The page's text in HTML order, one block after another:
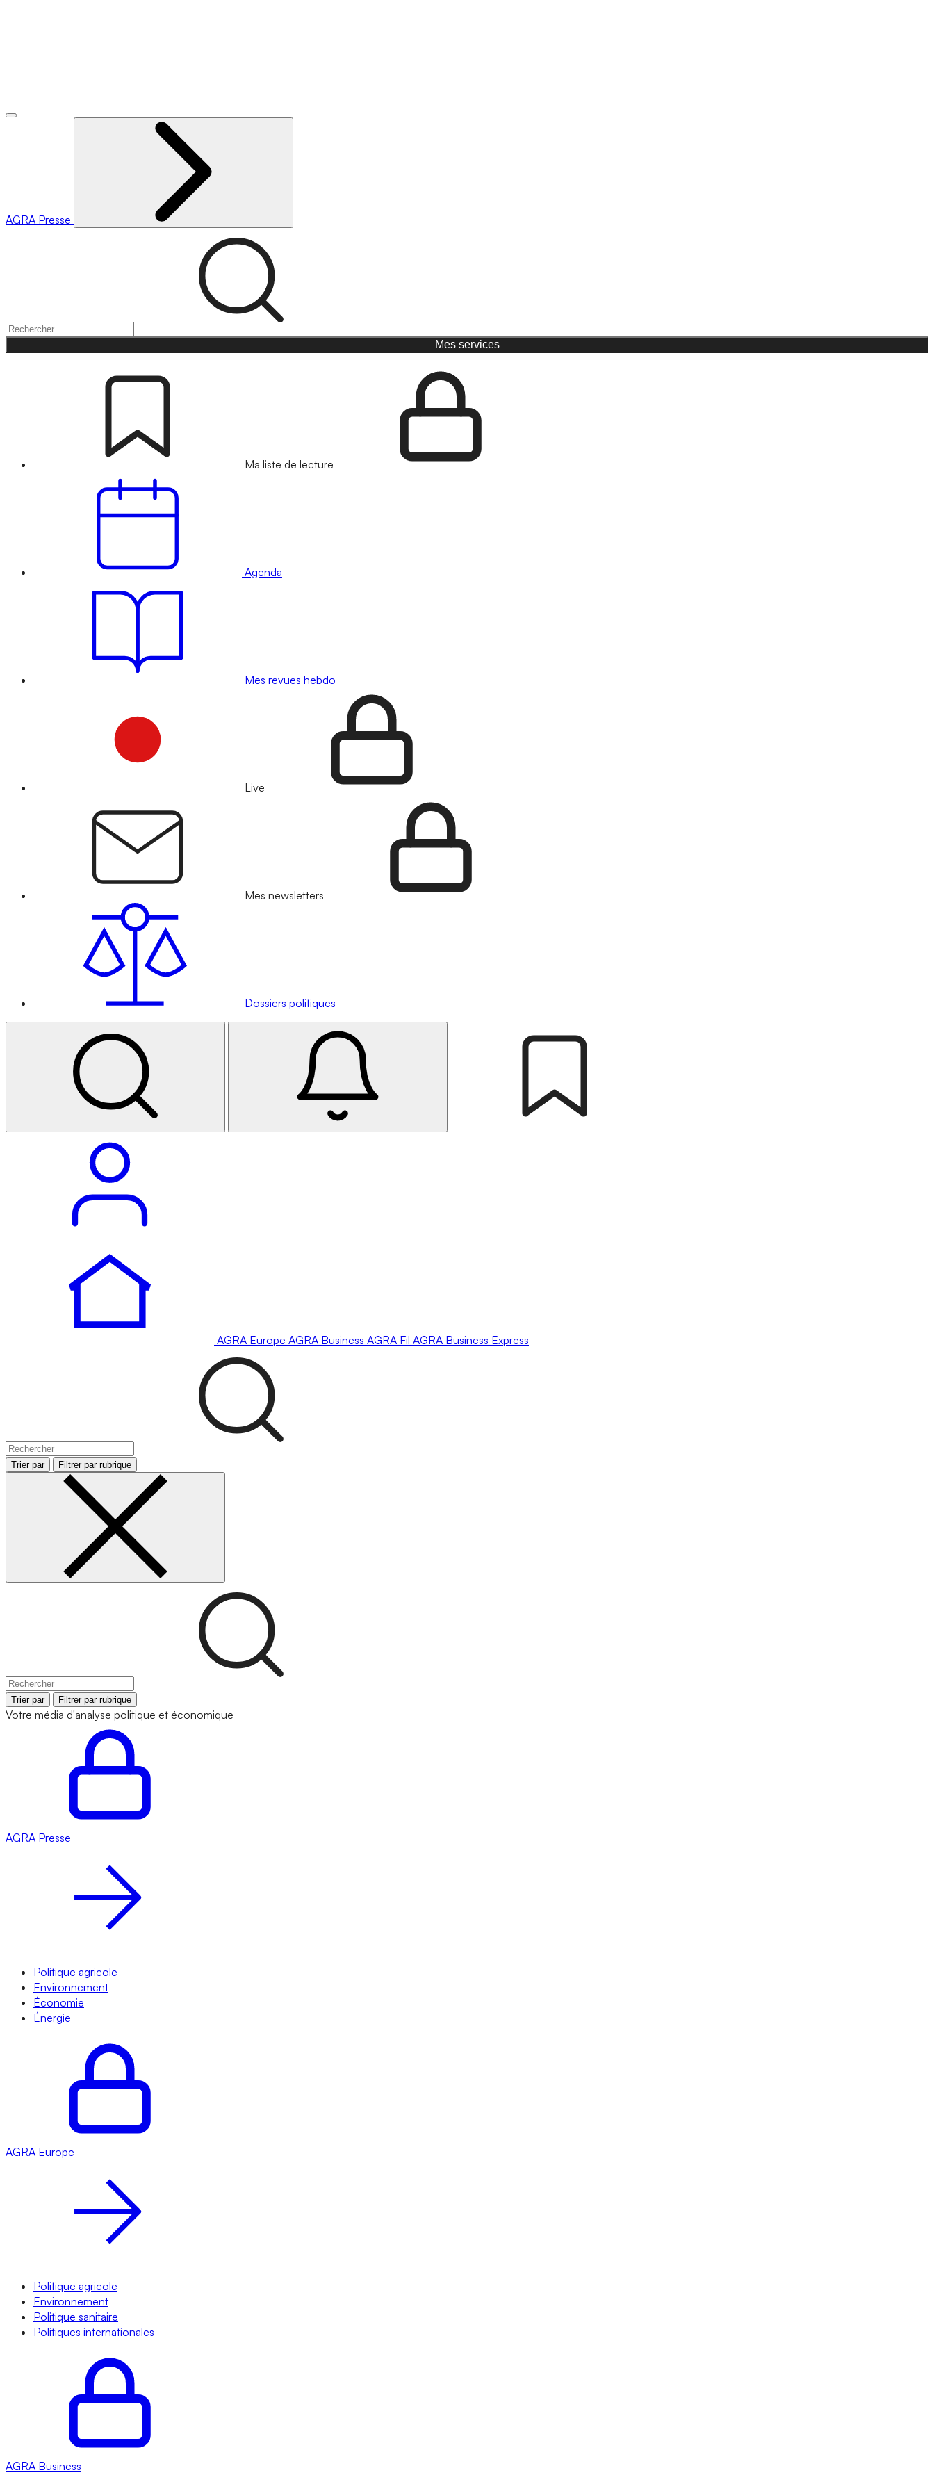
AGRA Presse
Mes services
Ma liste de lecture
Agenda
Mes revues hebdo
Live
Mes newsletters
Dossiers politiques
AGRA Europe AGRA Business AGRA Fil AGRA Business Express
Trier par Filtrer par rubrique
Trier par Filtrer par rubrique
Votre média d'analyse politique et économique
AGRA Presse
Politique agricole
Environnement
Économie
Énergie
AGRA Europe
Politique agricole
Environnement
Politique sanitaire
Politiques internationales
AGRA Business